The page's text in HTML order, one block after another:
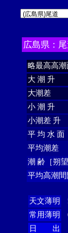
広島県：
略最高高潮
大 潮 升
大潮差
小 潮 升
小潮差 升
平 均 水 面
平均潮差
潮 齢［朔
平均高潮間
天文薄明
常用薄明
日 出